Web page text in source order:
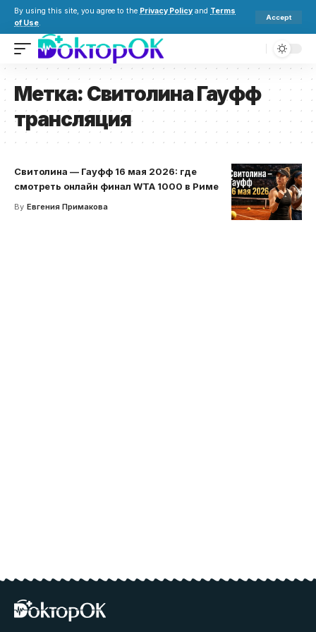
By using this site, you agree to the Privacy Policy and Terms
of Use.
Accept
Метка: Свитолина Гауфф
трансляция
Свитолина — Гауфф 16 мая 2026: где
смотреть онлайн финал WTA 1000 в Риме
By Евгения Примакова